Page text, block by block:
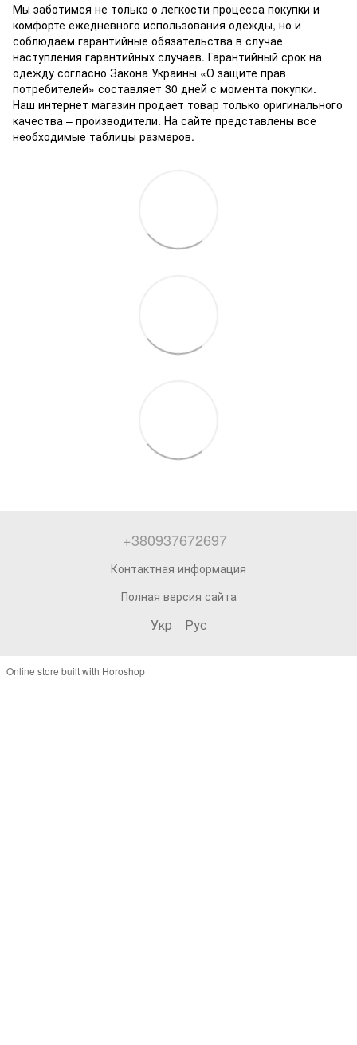
Мы заботимся не только о легкости процесса покупки и
комфорте ежедневного использования одежды, но и
соблюдаем гарантийные обязательства в случае
наступления гарантийных случаев. Гарантийный срок на
одежду согласно Закона Украины «О защите прав
потребителей» составляет 30 дней с момента покупки.
Наш интернет магазин продает товар только оригинального
качества – производители. На сайте представлены все
необходимые таблицы размеров.
+380937672697
Контактная информация
Полная версия сайта
Укр Рус
Online store built with Horoshop